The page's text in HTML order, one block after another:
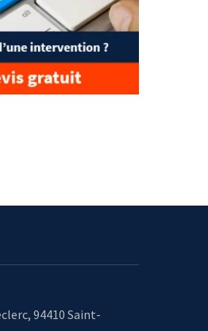
94410 Saint-